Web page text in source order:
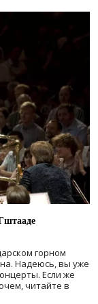
горном
Надеюсь, вы уже
Если же
читайте в